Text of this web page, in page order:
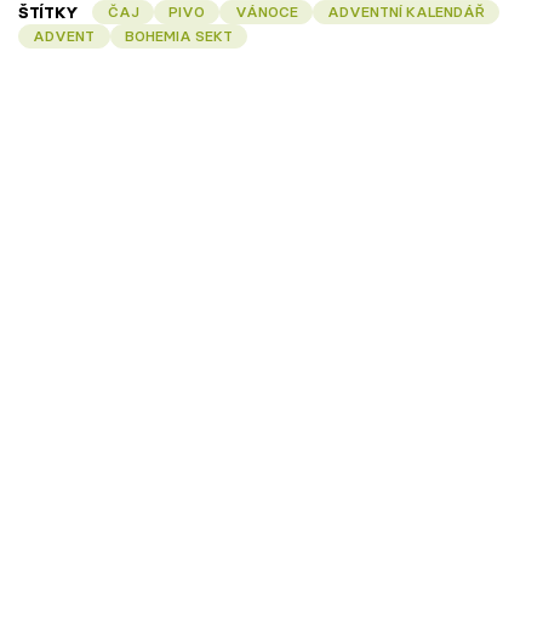
ŠTÍTKY ČAJ PIVO VÁNOCE
ADVENTNÍ KALENDÁŘ
ADVENT
BOHEMIA SEKT